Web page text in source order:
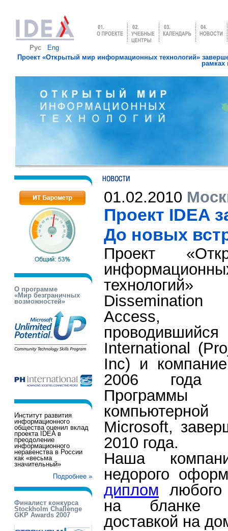
Рус
Eng
Проект «Открытый мир информационных технологий»
рамках
О программе
«Мир безграничных
возможностей»
Институт развития
информационного
общества оценил вклад
проекта IDEA в
преодоление
информационного
неравенства в России
как «весьма
значительный»
Подробнее »
Финалист конкурса
Stockholm Challenge
GKP Awards 2007
01.02.2010
Проект IDEA
До новых
Проект
технологий»
Access,
International
Inc) и
2006 года
Программы
компьютерной
Microsoft,
2010 года.
Наша
недорого
диплом любого
на бланке
доставкой на